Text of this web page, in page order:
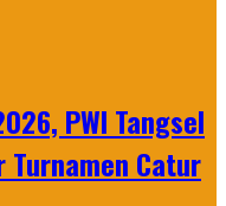
PWI Tangsel
Turnamen Catur